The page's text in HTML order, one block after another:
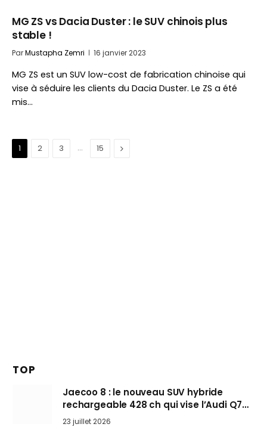
MG ZS vs Dacia Duster : le SUV chinois plus
stable !
ParMustapha Zemri 16 janvier 2023
MG ZS est un SUV low-cost de fabrication chinoise qui
vise à séduire les clients du Dacia Duster. Le ZS a été
mis…
1 2 3 … 15 Suivant
TOP
Jaecoo 8 : le nouveau SUV hybride
rechargeable 428 ch qui vise l’Audi Q7
arrive en Europe cet automne
23 juillet 2026